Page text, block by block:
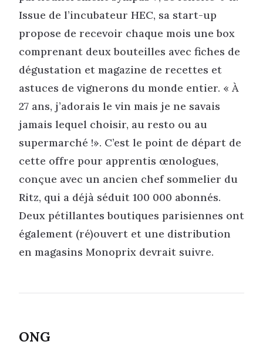
Issue de l’incubateur HEC, sa start-up
propose de recevoir chaque mois une box
comprenant deux bouteilles avec fiches de
dégustation et magazine de recettes et
astuces de vignerons du monde entier. « À
27 ans, j’adorais le vin mais je ne savais
jamais lequel choisir, au resto ou au
supermarché !». C’est le point de départ de
cette offre pour apprentis œnologues,
conçue avec un ancien chef sommelier du
Ritz, qui a déjà séduit 100 000 abonnés.
Deux pétillantes boutiques parisiennes ont
également (ré)ouvert et une distribution
en magasins Monoprix devrait suivre.
ONG